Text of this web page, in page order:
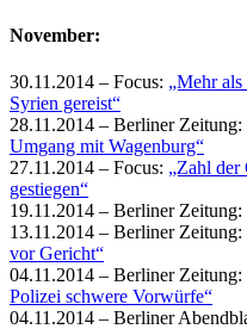
November:
30.11.2014 – Focus: „Mehr
Syrien gereist“
28.11.2014 – Berliner Zeitung:
Umgang mit Wagenburg“
27.11.2014 – Focus: „Zahl der
gestiegen“
19.11.2014 – Berliner Zeitung:
13.11.2014 – Berliner Zeitung:
vor Gericht“
04.11.2014 – Berliner Zeitung:
Polizei schwere Vorwürfe“
04.11.2014 – Berliner